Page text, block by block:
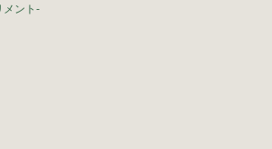
メント-